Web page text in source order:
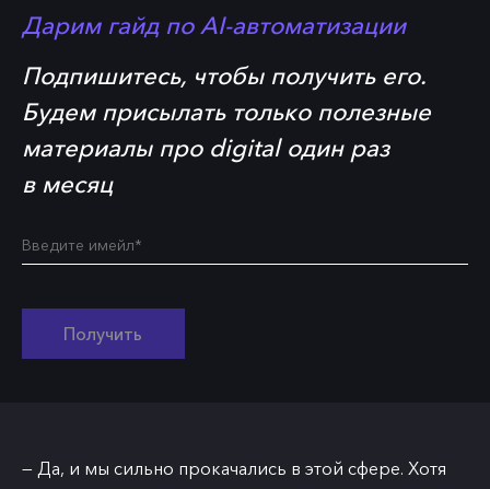
Дарим гайд поAI-автоматизации
Подпишитесь, чтобы получить его.
Будем присылать только полезные
материалы про digital один раз
в месяц
Получить
— Да, и мы сильно прокачались в этой сфере. Хотя